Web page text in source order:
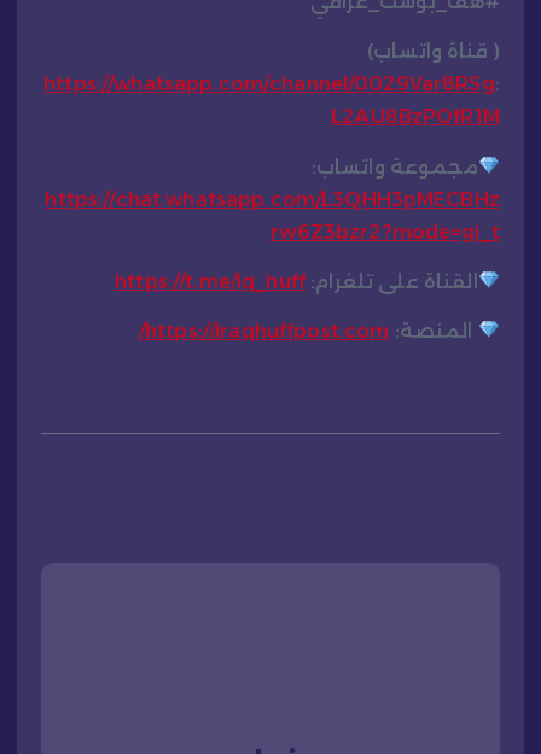
( قناة واتساب)
:
https://whatsapp.com/channel/0029Var8RSg
L2AU8BzPOfR1M
مجموعة واتساب:
https://chat.whatsapp.com/L3QHH3pMECBHz
rw6Z3bzr2?mode=gi_t
القناة على تلغرام:https://t.me/iq_huff
المنصة: https://iraqhuffpost.com/